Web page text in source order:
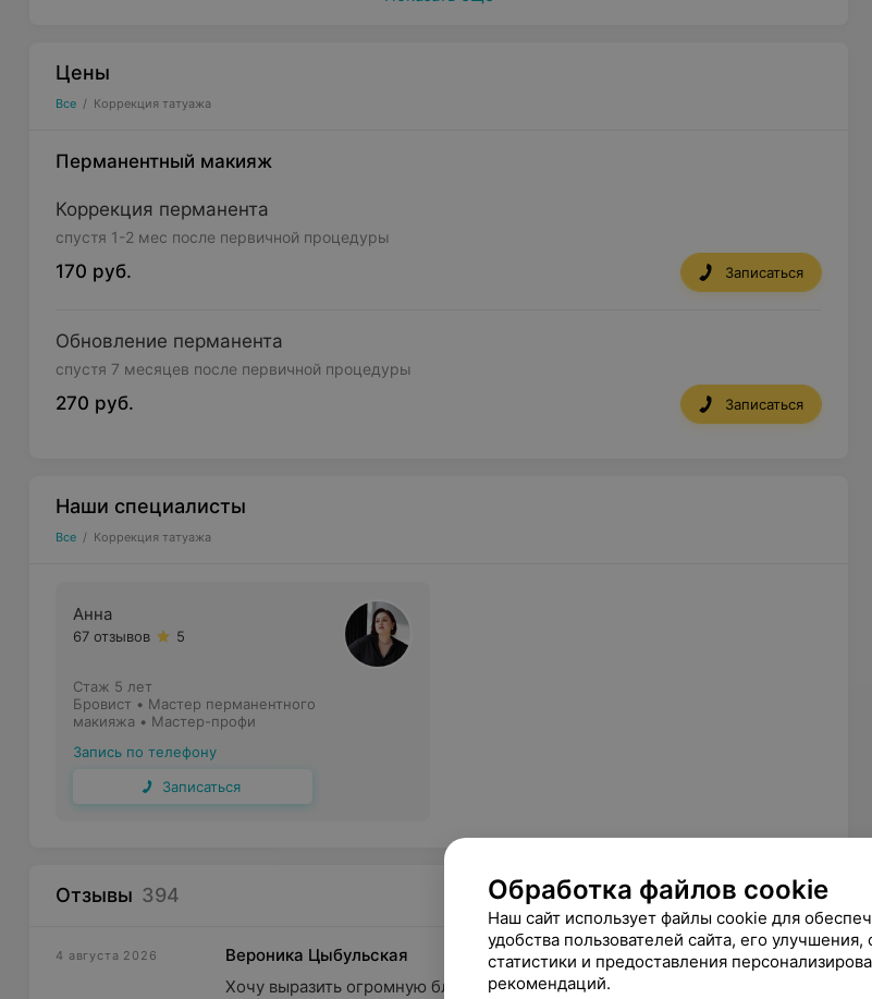
Цены
Все / Коррекция татуажа
Перманентный макияж
Коррекция перманента
спустя 1-2 мес после первичной процедуры
170 руб. Записаться
Обновление перманента
спустя 7 месяцев после первичной процедуры
270 руб. Записаться
Наши специалисты
Все / Коррекция татуажа
Анна
67 отзывов 5
Стаж 5 лет
Бровист • Мастер перманентного
макияжа • Мастер-профи
Запись по телефону
Записаться
Отзывы 394
4 августа 2026
Вероника Цыбульская
Хочу выразить огромную благодарность мастеру Александре! Это был
Обработка файлов cookie
Наш сайт использует файлы cookie для
удобства пользователей сайта, его улучшения,
статистики и предоставления
рекомендаций.